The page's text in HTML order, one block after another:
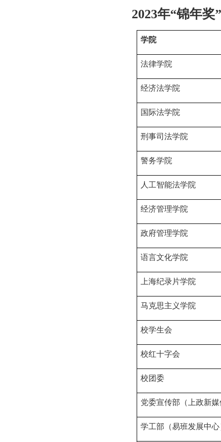
2023年“锦年奖
学院
法律学院
经济法学院
国际法学院
刑事司法学院
警务学院
人工智能法学院
经济管理学院
政府管理学院
语言文化学院
上海纪录片学院
马克思主义学院
校学生会
校红十字会
校团委
党委宣传部（上政新
学工部（易班发展中心